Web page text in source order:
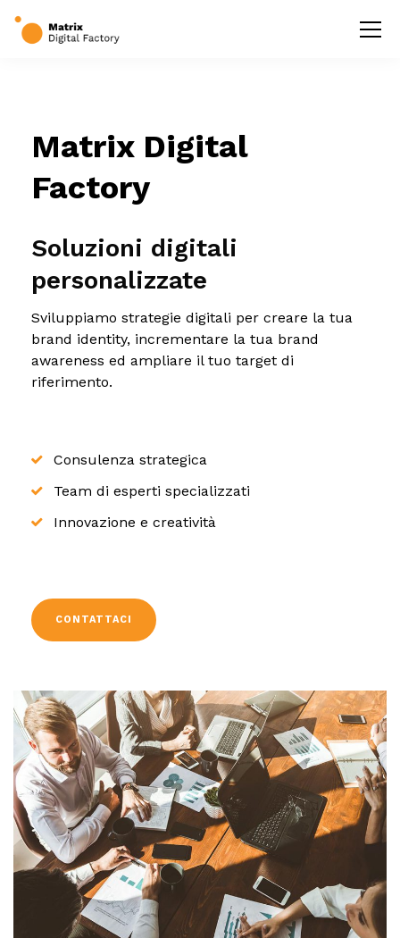
Matrix Digital
Factory
Soluzioni digitali
personalizzate
Sviluppiamo strategie digitali per creare la tua
brand identity, incrementare la tua brand
awareness ed ampliare il tuo target di
riferimento.
Consulenza strategica
Team di esperti specializzati
Innovazione e creatività
CONTATTACI